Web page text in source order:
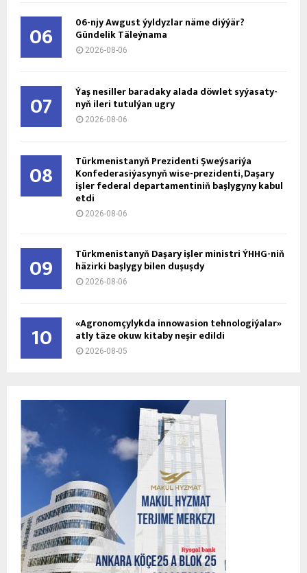
06 06-njy Awgust ýyldyzlar näme diýýär?
Gündelik Täleýnama
2026-08-06
07 Ýaş ne­sil­ler ba­ra­da­ky ala­da döw­let sy­ýa­sa­ty­
nyň ile­ri tu­tul­ýan ug­ry
2026-08-06
08 Türkmenistanyň Prezidenti Şweýsariýa
Konfederasiýasynyň wise-prezidenti, Daşary
işler federal departamentiniň başlygyny kabul
etdi
2026-08-06
09 Türkmenistanyň Daşary işler ministri ÝHHG-niň
häzirki başlygy bilen duşuşdy
2026-08-06
10 «Agronomçylykda innowasion tehnologiýalar»
atly täze okuw kitaby neşir edildi
2026-08-05